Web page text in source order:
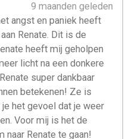
9 maanden geleden
angst en paniek heeft
Renate. Dit is de
heeft mij geholpen
licht na een donkere
super dankbaar
betekenen! Ze is
het gevoel dat je weer
Voor mij is het de
Renate te gaan!